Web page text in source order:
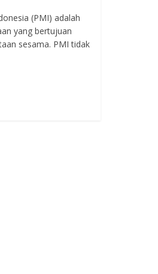
(PMI) adalah
yang bertujuan
sesama. PMI tidak